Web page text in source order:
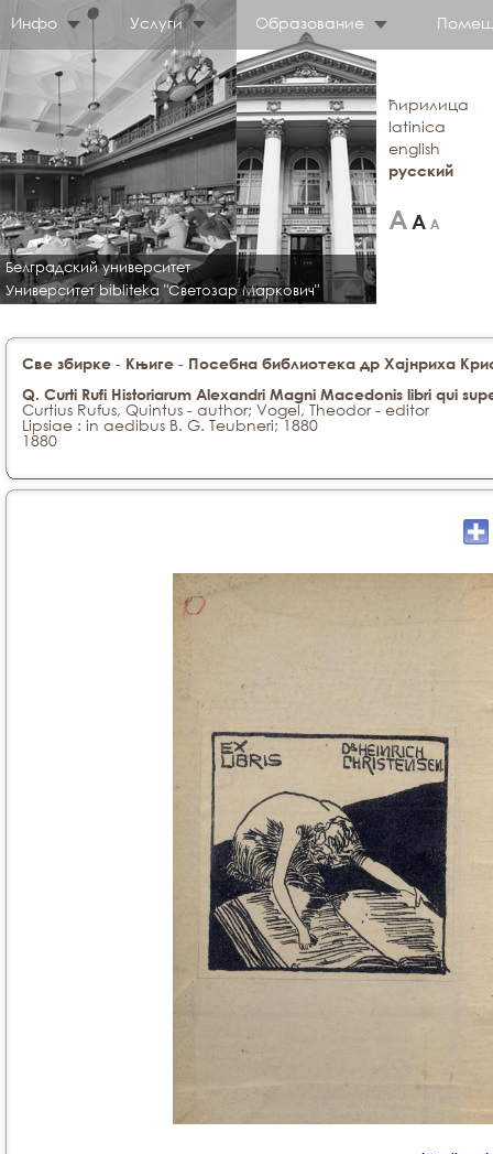
Инфо Услуги Образование
Белградский университет
Университет bibliteka "Светозар Маркович"
ћирилица
latinica
english
русский
Све збирке - Књиге - Посебна библиотека др Хајнриха
Q. Curti Rufi Historiarum Alexandri Magni Macedonis libri qui
Curtius Rufus, Quintus - author; Vogel, Theodor - editor
Lipsiae : in aedibus B. G. Teubneri; 1880
1880